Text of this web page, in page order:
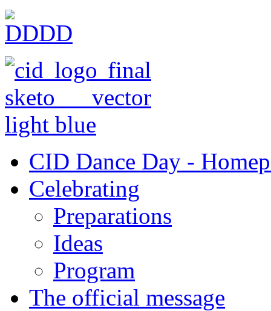
CID Dance Day -
Celebrating
Preparations
Ideas
Program
The official message